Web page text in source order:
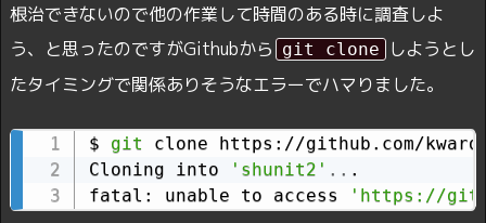
根治できないので他の作業して時間のある時に調査しよ
う、と思ったのですがGithubから git clone
しようとし
たタイミングで関係ありそうなエラーでハマりました。
$ git clone https://github.com/
Cloning into
'shunit2' .. .
fatal: unable to access
'https://